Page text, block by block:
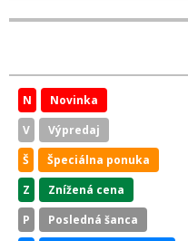
N
Novinka
V
Výpredaj
Š
Špeciálna ponuka
Z
Znížená cena
P
Posledná šanca